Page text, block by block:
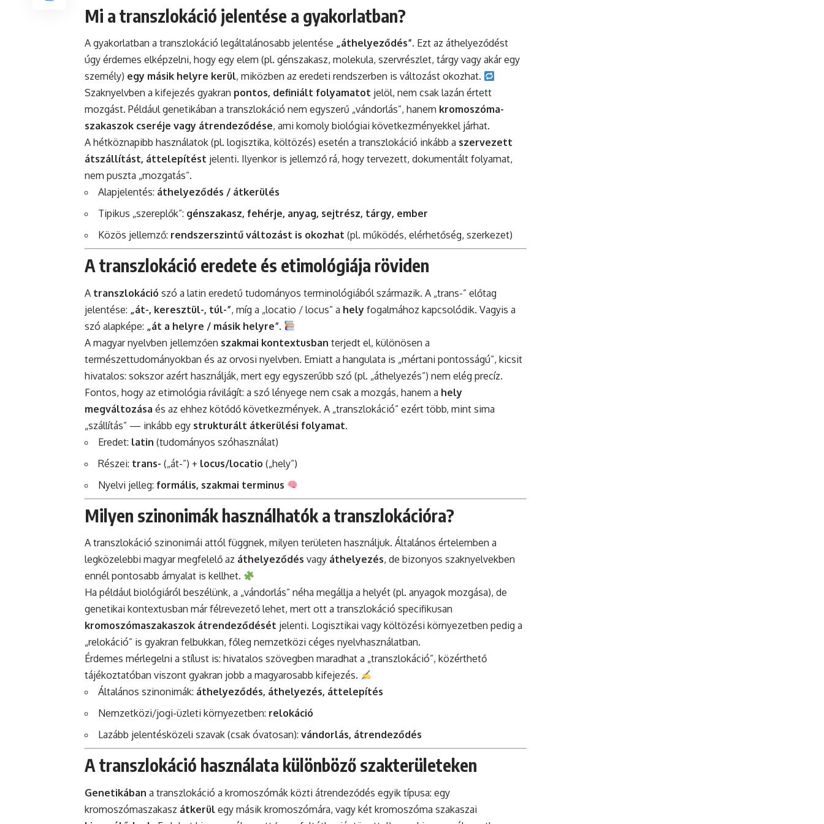
Mi a transzlokáció jelentése a gyakorlatban?
A gyakorlatban a transzlokáció legáltalánosabb jelentése „áthelyeződés”. Ezt az áthelyeződést
úgy érdemes elképzelni, hogy egy elem (pl. génszakasz, molekula, szervrészlet, tárgy vagy akár egy
személy) egy másik helyre kerül, miközben az eredeti rendszerben is változást okozhat.
Szaknyelvben a kifejezés gyakran pontos, definiált folyamatot jelöl, nem csak lazán értett
mozgást. Például genetikában a transzlokáció nem egyszerű „vándorlás”, hanem kromoszóma-
szakaszok cseréje vagy átrendeződése, ami komoly biológiai következményekkel járhat.
A hétköznapibb használatok (pl. logisztika, költözés) esetén a transzlokáció inkább a szervezett
átszállítást, áttelepítést jelenti. Ilyenkor is jellemző rá, hogy tervezett, dokumentált folyamat,
nem puszta „mozgatás”.
Alapjelentés: áthelyeződés / átkerülés
Tipikus „szereplők”: génszakasz, fehérje, anyag, sejtrész, tárgy, ember
Közös jellemző: rendszerszintű változást is okozhat (pl. működés, elérhetőség, szerkezet)
A transzlokáció eredete és etimológiája röviden
A transzlokáció szó a latin eredetű tudományos terminológiából származik. A „trans-” előtag
jelentése: „át-, keresztül-, túl-”, míg a „locatio / locus” a hely fogalmához kapcsolódik. Vagyis a
szó alapképe: „át a helyre / másik helyre”.
A magyar nyelvben jellemzően szakmai kontextusban terjedt el, különösen a
természettudományokban és az orvosi nyelvben. Emiatt a hangulata is „mértani pontosságú”, kicsit
hivatalos: sokszor azért használják, mert egy egyszerűbb szó (pl. „áthelyezés”) nem elég precíz.
Fontos, hogy az etimológia rávilágít: a szó lényege nem csak a mozgás, hanem a hely
megváltozása és az ehhez kötődő következmények. A „transzlokáció” ezért több, mint sima
„szállítás” — inkább egy strukturált átkerülési folyamat.
Eredet: latin (tudományos szóhasználat)
Részei: trans- („át-”) + locus/locatio („hely”)
Nyelvi jelleg: formális, szakmai terminus
Milyen szinonimák használhatók a transzlokációra?
A transzlokáció szinonimái attól függnek, milyen területen használjuk. Általános értelemben a
legközelebbi magyar megfelelő az áthelyeződés vagy áthelyezés, de bizonyos szaknyelvekben
ennél pontosabb árnyalat is kellhet.
Ha például biológiáról beszélünk, a „vándorlás” néha megállja a helyét (pl. anyagok mozgása), de
genetikai kontextusban már félrevezető lehet, mert ott a transzlokáció specifikusan
kromoszómaszakaszok átrendeződését jelenti. Logisztikai vagy költözési környezetben pedig a
„relokáció” is gyakran felbukkan, főleg nemzetközi céges nyelvhasználatban.
Érdemes mérlegelni a stílust is: hivatalos szövegben maradhat a „transzlokáció”, közérthető
tájékoztatóban viszont gyakran jobb a magyarosabb kifejezés.
Általános szinonimák: áthelyeződés, áthelyezés, áttelepítés
Nemzetközi/jogi-üzleti környezetben: relokáció
Lazább jelentésközeli szavak (csak óvatosan): vándorlás, átrendeződés
A transzlokáció használata különböző szakterületeken
Genetikában a transzlokáció a kromoszómák közti átrendeződés egyik típusa: egy
kromoszómaszakasz átkerül egy másik kromoszómára, vagy két kromoszóma szakaszai